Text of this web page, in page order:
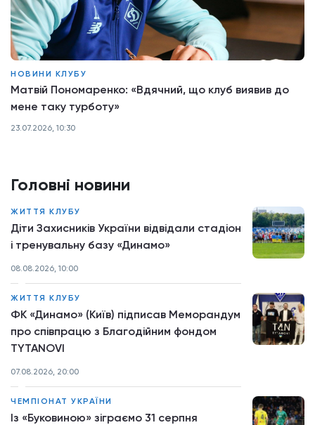
Головні новини
ЖИТТЯ КЛУБУ
Діти Захисників України відвідали стадіон
і тренувальну базу «Динамо»
08.08.2026, 10:00
ЖИТТЯ КЛУБУ
ФК «Динамо» (Київ) підписав Меморандум
про співпрацю з Благодійним фондом
TYTANOVI
07.08.2026, 20:00
ЧЕМПІОНАТ УКРАЇНИ
Із «Буковиною» зіграємо 31 серпня
НОВИНИ КЛУБУ
Матвій Пономаренко: «Вдячний, що клуб виявив до
мене таку турботу»
23.07.2026, 10:30